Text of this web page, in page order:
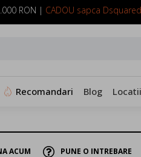
RON | CADOU sapca
098 088
Recomandari Blog
ACUM PUNE O INTREBARE